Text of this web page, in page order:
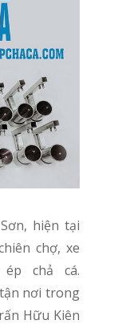
chợ, xe
chả cá.
nơi trong
Hữu Kiên